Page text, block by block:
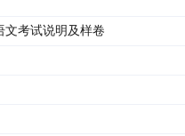
文考试说明及样卷